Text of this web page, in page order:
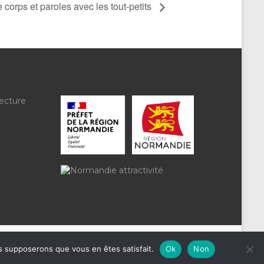
corps et paroles avec les tout-petits
supposerons que vous en êtes satisfait. Ok Non